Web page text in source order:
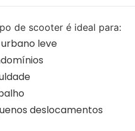
de scooter é ideal para:
urbano leve
deslocamentos